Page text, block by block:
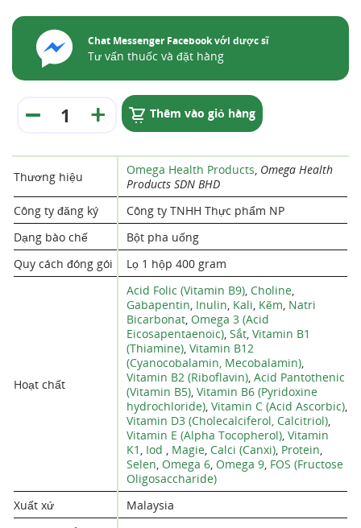
Chat Messenger Facebook với dược sĩ
Tư vấn thuốc và đặt hàng
Thêm vào giỏ hàng
Thương hiệu Omega Health Products, Omega Health
Products SDN BHD
Công ty đăng ký
Công ty TNHH Thực phẩm NP
Dạng bào chế
Bột pha uống
Quy cách đóng gói
Lọ 1 hộp 400 gram
Hoạt chất
Acid Folic (Vitamin B9), Choline,
Gabapentin, Inulin, Kali, Kẽm, Natri
Bicarbonat, Omega 3 (Acid
Eicosapentaenoic), Sắt, Vitamin B1
(Thiamine), Vitamin B12
(Cyanocobalamin, Mecobalamin),
Vitamin B2 (Riboflavin), Acid Pantothenic
(Vitamin B5), Vitamin B6 (Pyridoxine
hydrochloride), Vitamin C (Acid Ascorbic),
Vitamin D3 (Cholecalciferol, Calcitriol),
Vitamin E (Alpha Tocopherol), Vitamin
K1 , Iod , Magie, Calci (Canxi), Protein,
Selen, Omega 6, Omega 9, FOS (Fructose
Oligosaccharide)
Xuất xứ
Malaysia